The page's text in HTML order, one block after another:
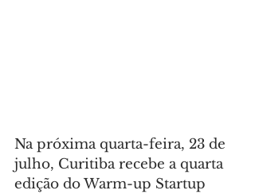
Na próxima quarta-feira, 23 de
julho, Curitiba recebe a quarta
edição do Warm-up Startup